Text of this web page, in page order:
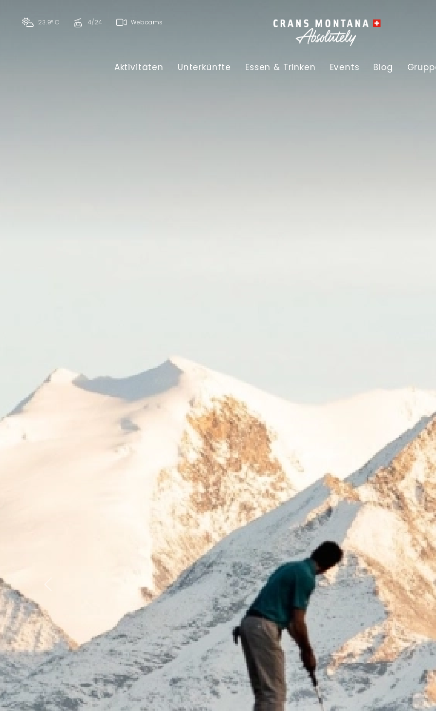
23.9° C 4/24 Webcams
Aktivitäten Unterkünfte Essen & Trinken Events Blog